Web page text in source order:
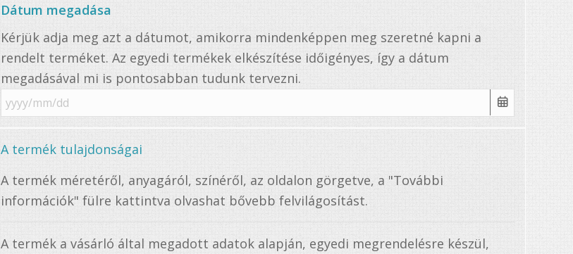
Dátum megadása
Kérjük adja meg azt a dátumot, amikorra mindenképpen meg szeretné kapni a
rendelt terméket. Az egyedi termékek elkészítése időigényes, így a dátum
megadásával mi is pontosabban tudunk tervezni.
A termék tulajdonságai
A termék méretéről, anyagáról, színéről, az oldalon görgetve, a "További
információk" fülre kattintva olvashat bővebb felvilágosítást.
A termék a vásárló által megadott adatok alapján, egyedi megrendelésre készül,